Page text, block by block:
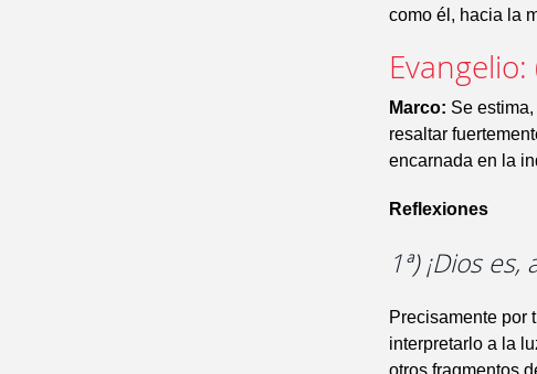
como él, hacia la
Marco: Se
resaltar
encarnada en la
Reflexiones
1ª) ¡Dios
Precisamente por
interpretarlo a la